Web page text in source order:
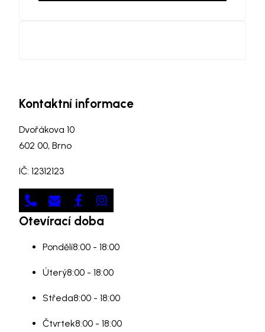
Kontaktní informace
Dvořákova 10
602 00, Brno
IČ: 12312123
Otevírací doba
Pondělí8:00 - 18:00
Úterý8:00 - 18:00
Středa8:00 - 18:00
Čtvrtek8:00 - 18:00